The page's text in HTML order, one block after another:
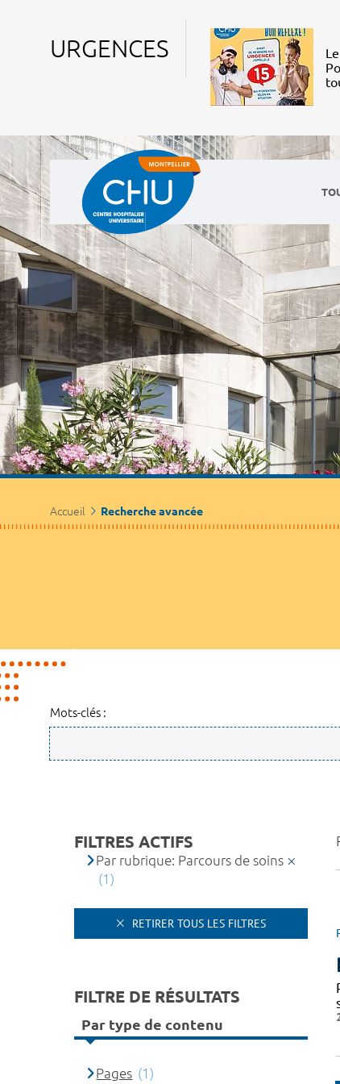
URGENCES
Accueil Recherche avancée
Mots-clés :
FILTRES ACTIFS
Par rubrique: Parcours de soins
(1)
RETIRER TOUS LES FILTRES
FILTRE DE RÉSULTATS
Par type de contenu
Pages (1)